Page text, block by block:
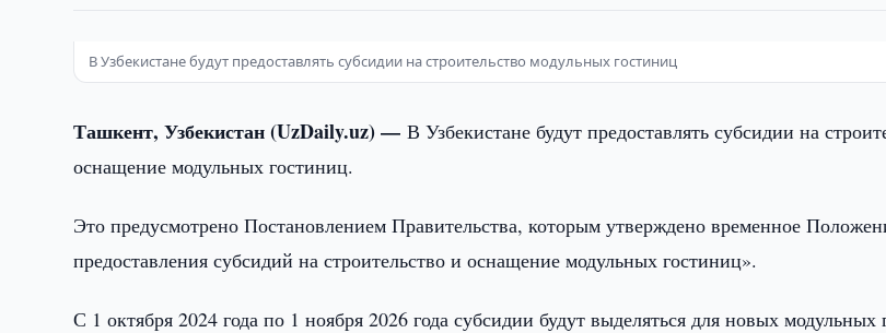
В Узбекистане будут предоставлять субсидии на строительство модульных гостиниц
Ташкент, Узбекистан (UzDaily.uz) —В Узбекистане будут предоставлять субсидии на
оснащение модульных гостиниц.
Это предусмотрено Постановлением Правительства, которым утверждено временное
предоставления субсидий на строительство и оснащение модульных гостиниц».
С 1 октября 2024 года по 1 ноября 2026 года субсидии будут выделяться для новых модульных